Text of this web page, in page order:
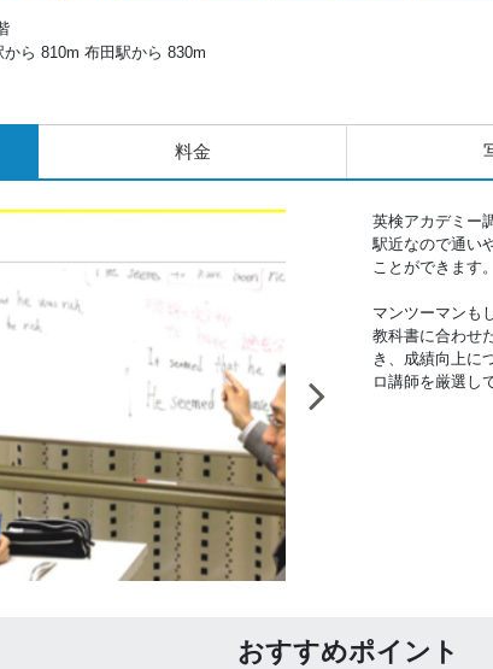
ら 810m 布田駅から 830m
料金
英検アカデミー
駅近なので通い
ことができます。
マンツーマンも
教科書に合わせ
き、成績向上に
ロ講師を厳選し
おすすめポイント